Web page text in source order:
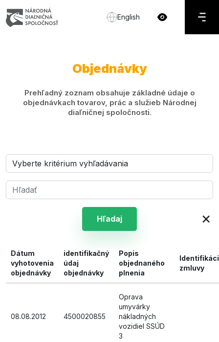
English
Objednávky
Prehľadný zoznam obsahuje základné údaje o
objednávkach tovarov, prác a služieb Národnej
diaľničnej spoločnosti.
Hľadaj ×
Dátum
vyhotovenia
objednávky
identifikačný
údaj
objednávky
Popis
objednaného
plnenia
zmluvy
08.08.2012 4500020855
Oprava
umyvárky
nákladných
vozidiel SSÚD
3